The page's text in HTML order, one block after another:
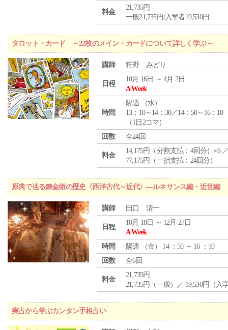
料金
21,735円
一般21,735円/入学者19,530円
タロット・カード ～22枚のメイン・カードについて詳しく学ぶ～
講師 狩野 みどり
日程
10月 16日 ～ 4月 2日
A Week
時間
隔週 （水）
13：10～14：30／14：50～16：10
（1日2コマ）
回数
全24回
料金
14,175円（分割支払：4回分）×6
77,175円（一括支払：24回分）
原典で辿る錬金術の歴史〈西洋古代～近代〉―ルネサンス編・近世編
講師 田口 清一
日程
10月 18日 ～ 12月 27日
A Week
時間
隔週 （金） 14 ：50 ～ 16 ：10
回数
全6回
料金
21,735円
21,735円（一般）／ 19,530円（入
実占から学ぶカンタン手相占い